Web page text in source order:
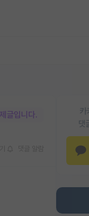
카
댓
글입니다.